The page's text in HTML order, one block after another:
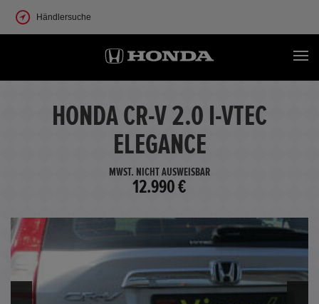
Händlersuche
HONDA CR-V 2.0 I-VTEC
ELEGANCE
MWST. NICHT AUSWEISBAR
12.990 €